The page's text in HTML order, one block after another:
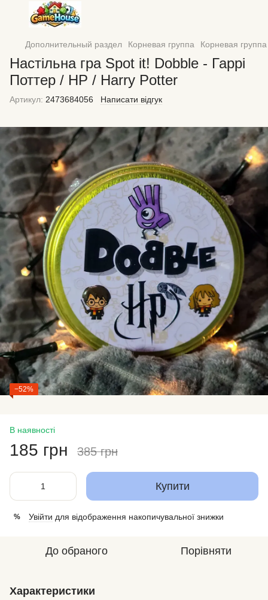
Дополнительный раздел Корневая группа Корневая
Настільна гра Spot it! Dobble - Гаррі
Поттер / HP / Harry Potter
Артикул: 2473684056 Написати відгук
−52%
В наявності
185 грн 385 грн
Купити
% Увійти для відображення накопичувальної знижки
До обраного Порівняти
Характеристики